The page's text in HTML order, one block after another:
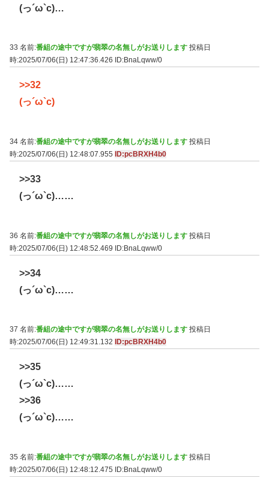
(っ´ω`c)…
33 名前:番組の途中ですが翡翠の名無しがお送りします 投稿日
時:2025/07/06(日) 12:47:36.426
ID:BnaLqww/0
>>32
(っ´ω`c)
34 名前:番組の途中ですが翡翠の名無しがお送りします 投稿日
時:2025/07/06(日) 12:48:07.955
ID:pcBRXH4b0
>>33
(っ´ω`c)……
36 名前:番組の途中ですが翡翠の名無しがお送りします 投稿日
時:2025/07/06(日) 12:48:52.469 ID:BnaLqww/0
>>34
(っ´ω`c)……
37 名前:番組の途中ですが翡翠の名無しがお送りします 投稿日
時:2025/07/06(日) 12:49:31.132
ID:pcBRXH4b0
>>35
(っ´ω`c)……
>>36
(っ´ω`c)……
35 名前:番組の途中ですが翡翠の名無しがお送りします 投稿日
時:2025/07/06(日) 12:48:12.475 ID:BnaLqww/0